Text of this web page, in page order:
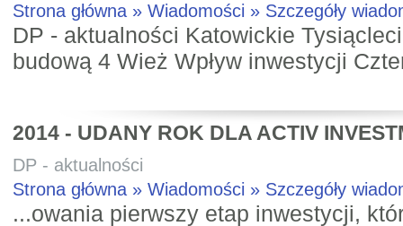
Strona główna » Wiadomości » Szczegóły
DP - aktualności Katowickie
budową 4 Wież Wpływ inwestycji
2014 - UDANY ROK DLA ACTIV
DP - aktualności
Strona główna » Wiadomości » Szczegóły
...owania pierwszy etap inwestycji,